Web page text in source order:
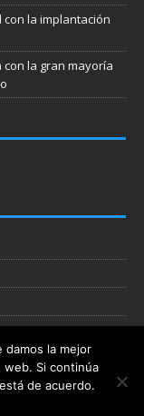
la implantación
la gran mayoría
damos la mejor
Si continúa
de acuerdo.